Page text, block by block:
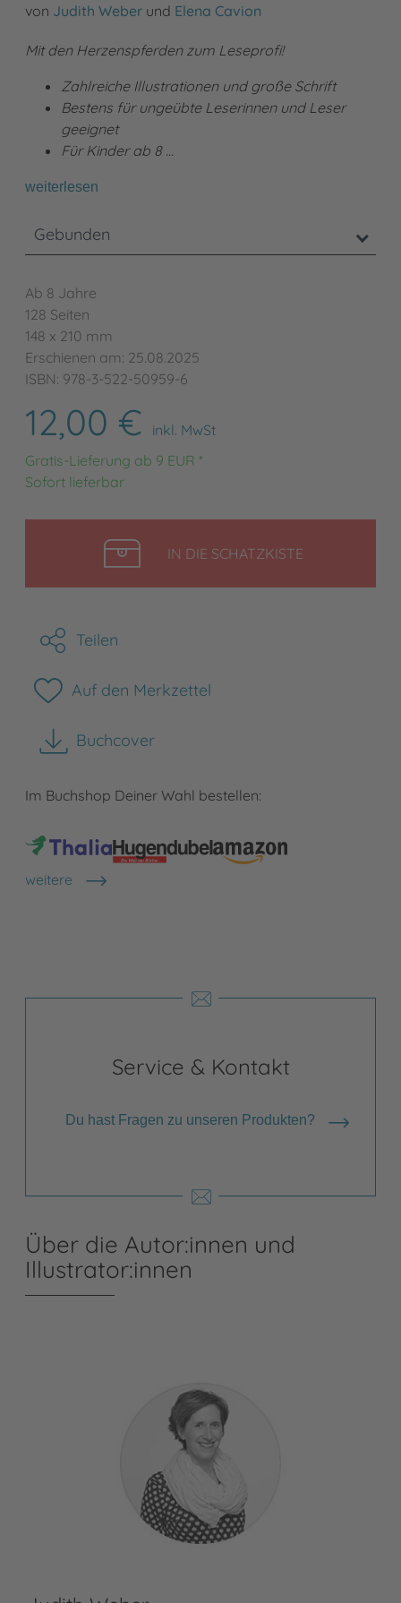
von Judith Weber und Elena Cavion
Mit den Herzenspferden zum Leseprofi!
Zahlreiche Illustrationen und große Schrift
Bestens für ungeübte Leserinnen und Leser
geeignet
Für Kinder ab 8 …
weiterlesen
Gebunden
Ab 8 Jahre
128 Seiten
148 x 210 mm
Erschienen am: 25.08.2025
ISBN: 978-3-522-50959-6
12,00 €
inkl. MwSt
Gratis-Lieferung ab 9 EUR *
Sofort lieferbar
IN DIE SCHATZKISTELEGEN
Teilen
Auf den Merkzettel
Buchcover
herunterladen
Im Buchshop Deiner Wahl bestellen:
weitere
Shops anzeigen
Service & Kontakt
Du hast Fragen zu unseren Produkten?
Über die Autor:innen und
Illustrator:innen